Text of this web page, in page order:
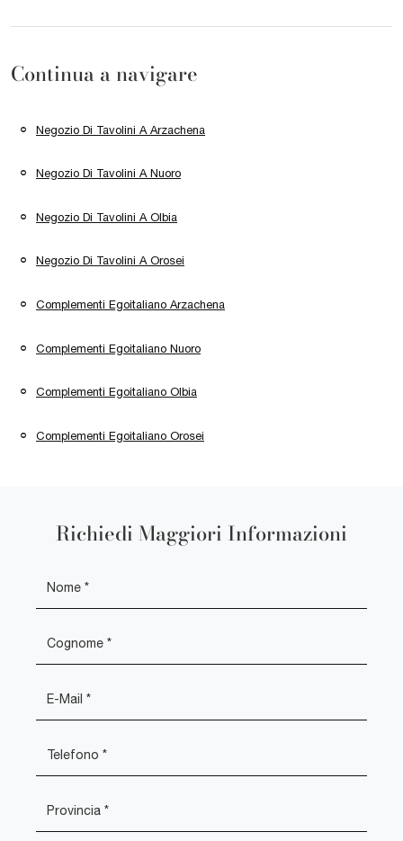
Continua a navigare
Negozio Di Tavolini A Arzachena
Negozio Di Tavolini A Nuoro
Negozio Di Tavolini A Olbia
Negozio Di Tavolini A Orosei
Complementi Egoitaliano Arzachena
Complementi Egoitaliano Nuoro
Complementi Egoitaliano Olbia
Complementi Egoitaliano Orosei
Richiedi Maggiori Informazioni